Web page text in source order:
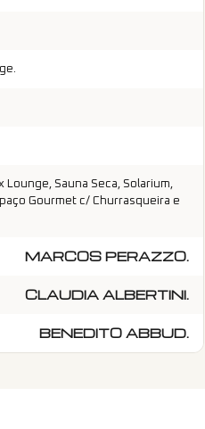
Sauna Seca, Solarium,
Gourmet c/ Churrasqueira e
MARCOS PERAZZO.
CLAUDIA ALBERTINI.
BENEDITO ABBUD.